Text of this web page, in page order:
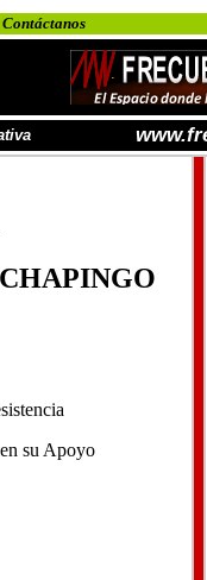
Contáctanos
su Apoyo